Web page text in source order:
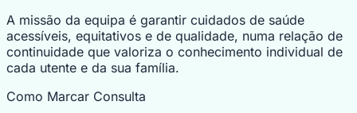
A missão da equipa é garantir cuidados de saúde
acessíveis, equitativos e de qualidade, numa relação de
continuidade que valoriza o conhecimento individual de
cada utente e da sua família.
Como Marcar Consulta